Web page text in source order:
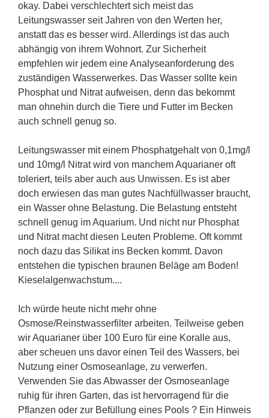
okay. Dabei verschlechtert sich meist das
Leitungswasser seit Jahren von den Werten her,
anstatt das es besser wird. Allerdings ist das auch
abhängig von ihrem Wohnort. Zur Sicherheit
empfehlen wir jedem eine Analyseanforderung des
zuständigen Wasserwerkes. Das Wasser sollte kein
Phosphat und Nitrat aufweisen, denn das bekommt
man ohnehin durch die Tiere und Futter im Becken
auch schnell genug so.
Leitungswasser mit einem Phosphatgehalt von 0,1mg/l
und 10mg/l Nitrat wird von manchem Aquarianer oft
toleriert, teils aber auch aus Unwissen. Es ist aber
doch erwiesen das man gutes Nachfüllwasser braucht,
ein Wasser ohne Belastung. Die Belastung entsteht
schnell genug im Aquarium. Und nicht nur Phosphat
und Nitrat macht diesen Leuten Probleme. Oft kommt
noch dazu das Silikat ins Becken kommt. Davon
entstehen die typischen braunen Beläge am Boden!
Kieselalgenwachstum....
Ich würde heute nicht mehr ohne
Osmose/Reinstwasserfilter arbeiten. Teilweise geben
wir Aquarianer über 100 Euro für eine Koralle aus,
aber scheuen uns davor einen Teil des Wassers, bei
Nutzung einer Osmoseanlage, zu verwerfen.
Verwenden Sie das Abwasser der Osmoseanlage
ruhig für ihren Garten, das ist hervorragend für die
Pflanzen oder zur Befüllung eines Pools ? Ein Hinweis